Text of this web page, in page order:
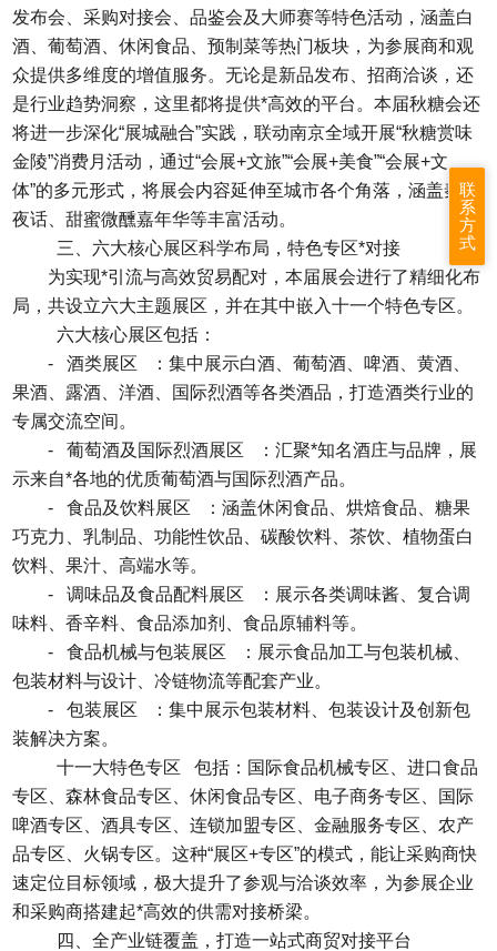
发布会、采购对接会、品鉴会及大师赛等特色活动，涵盖白
酒、葡萄酒、休闲食品、预制菜等热门板块，为参展商和观
众提供多维度的增值服务。无论是新品发布、招商洽谈，还
是行业趋势洞察，这里都将提供*高效的平台。本届秋糖会还
将进一步深化“展城融合”实践，联动南京全域开展“秋糖赏味
金陵”消费月活动，通过“会展+文旅”“会展+美食”“会展+文
体”的多元形式，将展会内容延伸至城市各个角落，涵盖秦淮
夜话、甜蜜微醺嘉年华等丰富活动。
三、六大核心展区科学布局，特色专区*对接
为实现*引流与高效贸易配对，本届展会进行了精细化布
局，共设立六大主题展区，并在其中嵌入十一个特色专区。
六大核心展区包括：
- 酒类展区 ：集中展示白酒、葡萄酒、啤酒、黄酒、
果酒、露酒、洋酒、国际烈酒等各类酒品，打造酒类行业的
专属交流空间。
- 葡萄酒及国际烈酒展区 ：汇聚*知名酒庄与品牌，展
示来自*各地的优质葡萄酒与国际烈酒产品。
- 食品及饮料展区 ：涵盖休闲食品、烘焙食品、糖果
巧克力、乳制品、功能性饮品、碳酸饮料、茶饮、植物蛋白
饮料、果汁、高端水等。
- 调味品及食品配料展区 ：展示各类调味酱、复合调
味料、香辛料、食品添加剂、食品原辅料等。
- 食品机械与包装展区 ：展示食品加工与包装机械、
包装材料与设计、冷链物流等配套产业。
- 包装展区 ：集中展示包装材料、包装设计及创新包
装解决方案。
十一大特色专区 包括：国际食品机械专区、进口食品
专区、森林食品专区、休闲食品专区、电子商务专区、国际
啤酒专区、酒具专区、连锁加盟专区、金融服务专区、农产
品专区、火锅专区。这种“展区+专区”的模式，能让采购商快
速定位目标领域，极大提升了参观与洽谈效率，为参展企业
和采购商搭建起*高效的供需对接桥梁。
四、全产业链覆盖，打造一站式商贸对接平台
联
系
方
式